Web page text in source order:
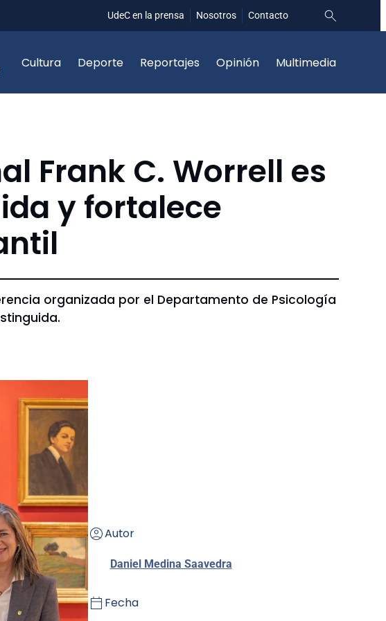
UdeC en la prensa Nosotros Contacto
Cultura Deporte Reportajes Opinión Multimedia
Frank C. Worrell es
y fortalece
organizada por el Departamento de Psicología
Autor
Daniel Medina Saavedra
Fecha